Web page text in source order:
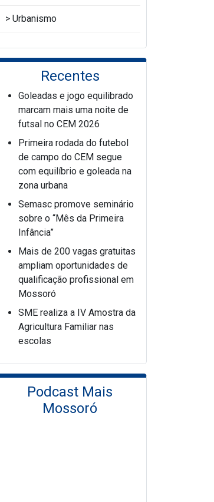
Urbanismo
Recentes
Goleadas e jogo equilibrado
marcam mais uma noite de
futsal no CEM 2026
Primeira rodada do futebol
de campo do CEM segue
com equilíbrio e goleada na
zona urbana
Semasc promove seminário
sobre o “Mês da Primeira
Infância”
Mais de 200 vagas gratuitas
ampliam oportunidades de
qualificação profissional em
Mossoró
SME realiza a IV Amostra da
Agricultura Familiar nas
escolas
Podcast Mais
Mossoró